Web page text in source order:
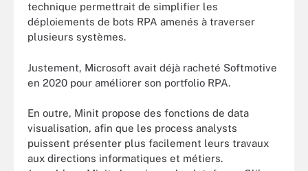
technique permettrait de simplifier les
déploiements de bots RPA amenés à traverser
plusieurs systèmes.
Justement, Microsoft avait déjà racheté Softmotive
en 2020 pour améliorer son portfolio RPA.
En outre, Minit propose des fonctions de data
visualisation, afin que les process analysts
puissent présenter plus facilement leurs travaux
aux directions informatiques et métiers.